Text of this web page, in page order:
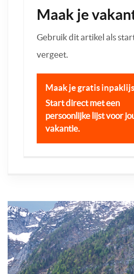
Maak je
Gebruik dit artikel als
vergeet.
Maak je gratis
Start direct met een
persoonlijke lijst voor
vakantie.